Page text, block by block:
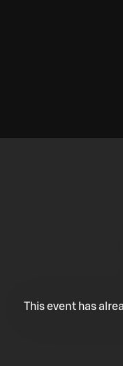
This event has